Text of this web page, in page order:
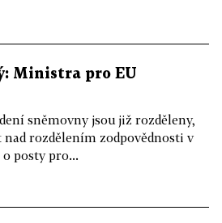
Ministra pro EU
sněmovny jsou již rozděleny,
nad rozdělením zodpovědnosti v
o posty pro...